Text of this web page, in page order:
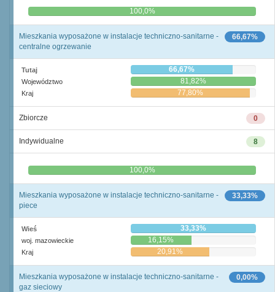
0,0% 100,0%
66,67%
Mieszkania wyposażone w instalacje techniczno-sanitarne -
centralne ogrzewanie
Tutaj 66,67%
Województwo 81,82%
Kraj 77,80%
0
Zbiorcze
8
Indywidualne
0,0% 100,0%
33,33%
Mieszkania wyposażone w instalacje techniczno-sanitarne -
piece
Wieś 33,33%
woj. mazowieckie 16,15%
Kraj 20,91%
0,00%
Mieszkania wyposażone w instalacje techniczno-sanitarne -
gaz sieciowy